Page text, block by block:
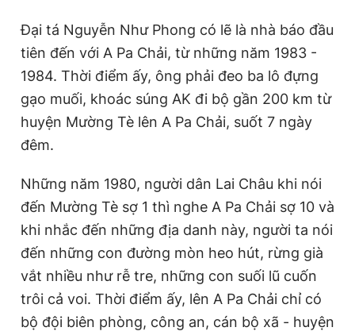
Đại tá Nguyễn Như Phong có lẽ là nhà báo đầu
tiên đến với A Pa Chải, từ những năm 1983 -
1984. Thời điểm ấy, ông phải đeo ba lô đựng
gạo muối, khoác súng AK đi bộ gần 200 km từ
huyện Mường Tè lên A Pa Chải, suốt 7 ngày
đêm.
Những năm 1980, người dân Lai Châu khi nói
đến Mường Tè sợ 1 thì nghe A Pa Chải sợ 10 và
khi nhắc đến những địa danh này, người ta nói
đến những con đường mòn heo hút, rừng già
vắt nhiều như rễ tre, những con suối lũ cuốn
trôi cả voi. Thời điểm ấy, lên A Pa Chải chỉ có
bộ đội biên phòng, công an, cán bộ xã - huyện